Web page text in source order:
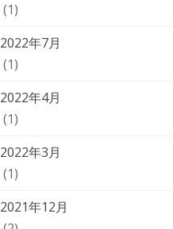
(1)
2022年7月
(1)
2022年4月
(1)
2022年3月
(1)
2021年12月